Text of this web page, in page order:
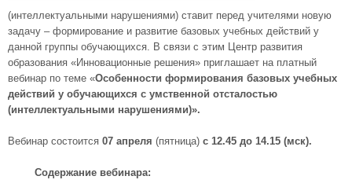
(интеллектуальными нарушениями) ставит перед учителями новую
задачу – формирование и развитие базовых учебных действий у
данной группы обучающихся. В связи с этим Центр развития
образования «Инновационные решения» приглашает на платный
вебинар по теме «Особенности формирования базовых учебных
действий у обучающихся с умственной отсталостью
(интеллектуальными нарушениями)».
Вебинар состоится 07 апреля (пятница) с 12.45 до 14.15 (мск).
Содержание вебинара: